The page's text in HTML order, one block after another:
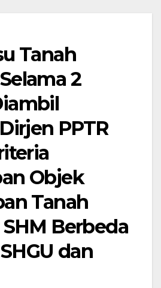
Tanah
2
PPTR
Objek
Tanah
Berbeda
dan